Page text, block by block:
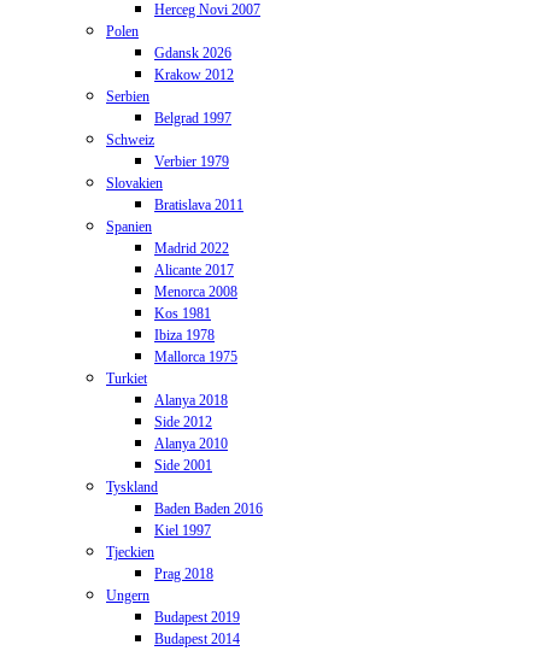
Herceg Novi 2007
Polen
Gdansk 2026
Krakow 2012
Serbien
Belgrad 1997
Schweiz
Verbier 1979
Slovakien
Bratislava 2011
Spanien
Madrid 2022
Alicante 2017
Menorca 2008
Kos 1981
Ibiza 1978
Mallorca 1975
Turkiet
Alanya 2018
Side 2012
Alanya 2010
Side 2001
Tyskland
Baden Baden 2016
Kiel 1997
Tjeckien
Prag 2018
Ungern
Budapest 2019
Budapest 2014